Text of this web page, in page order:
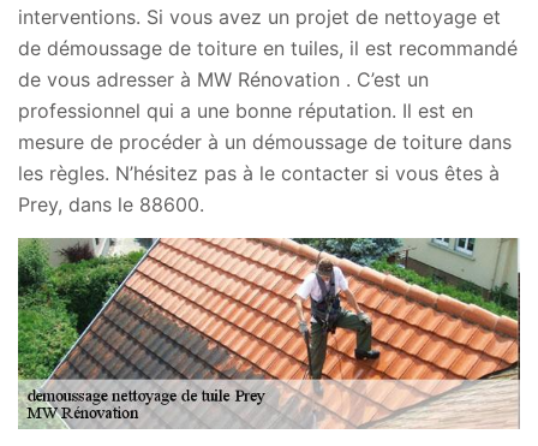
interventions. Si vous avez un projet de nettoyage et
de démoussage de toiture en tuiles, il est recommandé
de vous adresser à MW Rénovation . C’est un
professionnel qui a une bonne réputation. Il est en
mesure de procéder à un démoussage de toiture dans
les règles. N’hésitez pas à le contacter si vous êtes à
Prey, dans le 88600.